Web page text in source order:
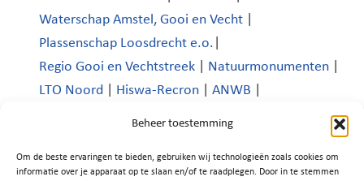
Beheer toestemming
Om de beste ervaringen te bieden, gebruiken wij technologieën zoals cookies om
informatie over je apparaat op te slaan en/of te raadplegen. Door in te stemmen
Waterschap Amstel, Gooi en Vecht
Plassenschap Loosdrecht e.o.
Regio Gooi en Vechtstreek
Natuurmonumenten
LTO Noord
Hiswa-Recron ANWB
Platform Recreatie en Toerisme Wijdemeren|